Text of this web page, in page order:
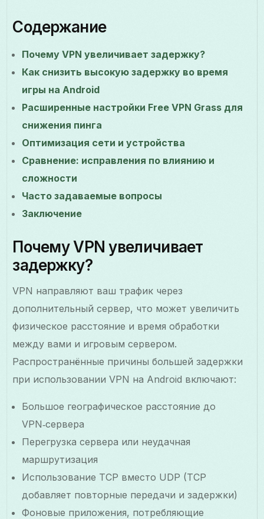
Содержание
Почему VPN увеличивает задержку?
Как снизить высокую задержку во время
игры на Android
Расширенные настройки Free VPN Grass для
снижения пинга
Оптимизация сети и устройства
Сравнение: исправления по влиянию и
сложности
Часто задаваемые вопросы
Заключение
Почему VPN увеличивает
задержку?
VPN направляют ваш трафик через
дополнительный сервер, что может увеличить
физическое расстояние и время обработки
между вами и игровым сервером.
Распространённые причины большей задержки
при использовании VPN на Android включают:
Большое географическое расстояние до
VPN‑сервера
Перегрузка сервера или неудачная
маршрутизация
Использование TCP вместо UDP (TCP
добавляет повторные передачи и задержки)
Фоновые приложения, потребляющие